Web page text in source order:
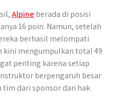
Alpine berada di posisi
16 poin. Namun, setelah
berhasil melompati
kini mengumpulkan total 49
penting karena setiap
berpengaruh besar
dari sponsor dan hak